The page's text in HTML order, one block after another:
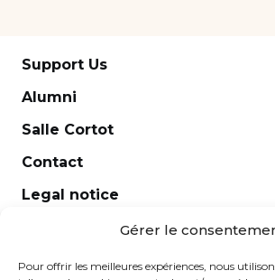
Gérer le
Pour offrir les meilleures expériences, nous
Support Us
Alumni
Salle Cortot
Contact
Legal notice